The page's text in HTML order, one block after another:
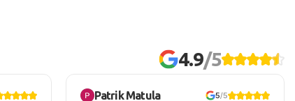
4.9/5
Patrik Matula 5/5